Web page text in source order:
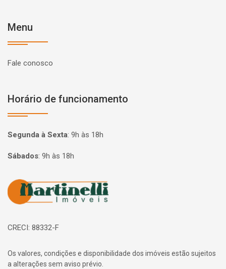
Menu
Fale conosco
Horário de funcionamento
Segunda à Sexta: 9h às 18h
Sábados: 9h às 18h
Página inicial
CRECI: 88332-F
Os valores, condições e disponibilidade dos imóveis estão sujeitos
a alterações sem aviso prévio.